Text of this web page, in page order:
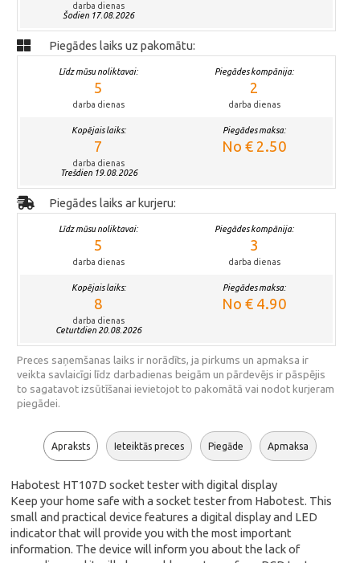
darba dienas
Šodien 17.08.2026
Piegādes laiks uz pakomātu:
Līdz mūsu noliktavai:
5
darba dienas
Piegādes kompānija:
2
darba dienas
Kopējais laiks:
7
darba dienas
Trešdien 19.08.2026
Piegādes maksa:
No € 2.50
Piegādes laiks ar kurjeru:
Līdz mūsu noliktavai:
5
darba dienas
Piegādes kompānija:
3
darba dienas
Kopējais laiks:
8
darba dienas
Ceturtdien 20.08.2026
Piegādes maksa:
No € 4.90
Preces saņemšanas laiks ir norādīts, ja pirkums un apmaksa ir
veikta savlaicīgi līdz darbadienas beigām un pārdevējs ir pāspējis
to sagatavot izsūtīšanai ievietojot to pakomātā vai nodot kurjeram
piegādei.
Apraksts Ieteiktās preces Piegāde Apmaksa
Habotest HT107D socket tester with digital display
Keep your home safe with a socket tester from Habotest. This
small and practical device features a digital display and LED
indicator that will provide you with the most important
information. The device will inform you about the lack of